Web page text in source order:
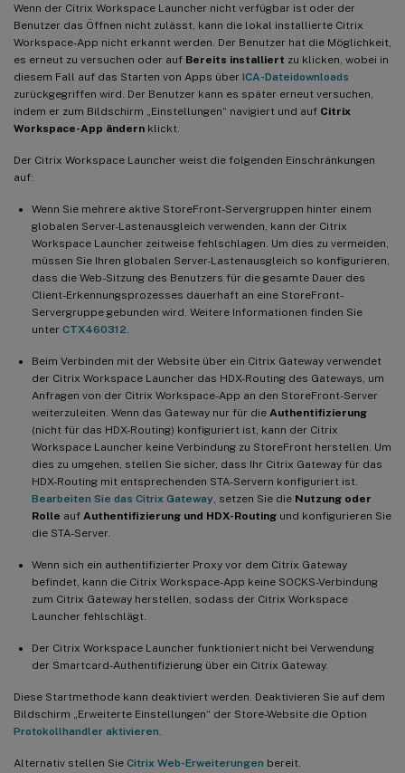
Wenn der Citrix Workspace Launcher nicht verfügbar ist oder der
Benutzer das Öffnen nicht zulässt, kann die lokal installierte Citrix
Workspace-App nicht erkannt werden. Der Benutzer hat die Möglichkeit,
es erneut zu versuchen oder auf Bereits installiert zu klicken, wobei in
diesem Fall auf das Starten von Apps über ICA-Dateidownloads
zurückgegriffen wird. Der Benutzer kann es später erneut versuchen,
indem er zum Bildschirm „Einstellungen“ navigiert und auf Citrix
Workspace-App ändern klickt.
Der Citrix Workspace Launcher weist die folgenden Einschränkungen
auf:
Wenn Sie mehrere aktive StoreFront-Servergruppen hinter einem
globalen Server-Lastenausgleich verwenden, kann der Citrix
Workspace Launcher zeitweise fehlschlagen. Um dies zu vermeiden,
müssen Sie Ihren globalen Server-Lastenausgleich so konfigurieren,
dass die Web-Sitzung des Benutzers für die gesamte Dauer des
Client-Erkennungsprozesses dauerhaft an eine StoreFront-
Servergruppe gebunden wird. Weitere Informationen finden Sie
unter CTX460312
Beim Verbinden mit der Website über ein Citrix Gateway verwendet
der Citrix Workspace Launcher das HDX-Routing des Gateways, um
Anfragen von der Citrix Workspace-App an den StoreFront-Server
weiterzuleiten. Wenn das Gateway nur für die Authentifizierung
(nicht für das HDX-Routing) konfiguriert ist, kann der Citrix
Workspace Launcher keine Verbindung zu StoreFront herstellen. Um
dies zu umgehen, stellen Sie sicher, dass Ihr Citrix Gateway für das
HDX-Routing mit entsprechenden STA-Servern konfiguriert ist.
Bearbeiten Sie das Citrix Gateway , setzen Sie die Nutzung oder
Rolle auf Authentifizierung und HDX-Routing und konfigurieren Sie
die STA-Server.
Wenn sich ein authentifizierter Proxy vor dem Citrix Gateway
befindet, kann die Citrix Workspace-App keine SOCKS-Verbindung
zum Citrix Gateway herstellen, sodass der Citrix Workspace
Launcher fehlschlägt.
Der Citrix Workspace Launcher funktioniert nicht bei Verwendung
der Smartcard-Authentifizierung über ein Citrix Gateway.
Diese Startmethode kann deaktiviert werden. Deaktivieren Sie auf dem
Bildschirm „Erweiterte Einstellungen“ der Store-Website die Option
Protokollhandler aktivieren
Alternativ stellen Sie Citrix Web-Erweiterungen bereit.